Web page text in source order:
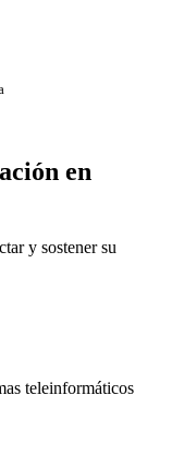
en
y sostener su
teleinformáticos